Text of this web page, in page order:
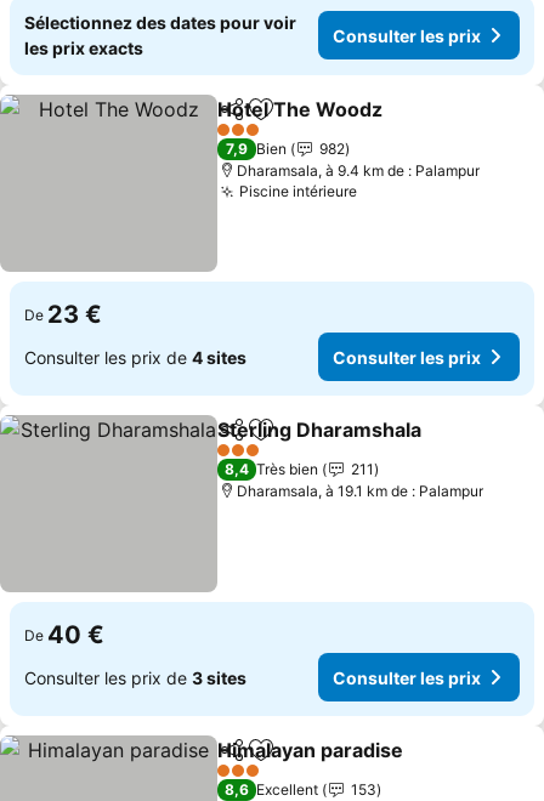
Sélectionnez des dates pour voir
les prix exacts
Consulter les prix
PartagerAjouter à mes favoris
Hotel The Woodz
3 Étoiles
7,9 Bien
982
Dharamsala, à 9.4 km de : Palampur
Piscine intérieureConsulter les prix
De 23 €
Consulter les prix de 4 sites Consulter les prix
PartagerAjouter à mes favoris
Sterling Dharamshala
3 Étoiles
8,4 Très bien
211
Dharamsala, à 19.1 km de : Palampur
De 40 €
Consulter les prix de 3 sites Consulter les prix
PartagerAjouter à mes favoris
Himalayan paradise
3 Étoiles
8,6 Excellent
153